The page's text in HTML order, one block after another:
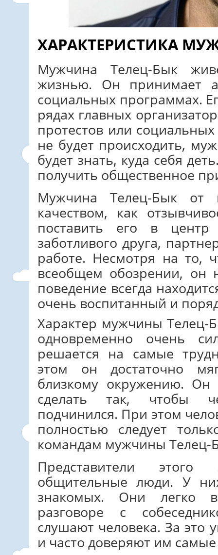
ХАРАКТЕРИСТИКА
Мужчина Телец-Бык
жизнью. Он принимает
социальных программах.
рядах главных
протестов или
не будет происходить,
будет знать, куда себя
получить общественное
Мужчина Телец-Бык от
качеством, как
поставить его в
заботливого друга,
работе. Несмотря на то,
всеобщем обозрении, он
поведение всегда
очень воспитанный и
Характер мужчины Телец-
одновременно очень
решается на самые
этом он достаточно
близкому окружению. Он
сделать так, чтобы
подчинился. При этом
полностью следует
командам мужчины Телец-
Представители
общительные люди. У
знакомых. Они легко
разговоре с
слушают человека. За это
и часто доверяют им